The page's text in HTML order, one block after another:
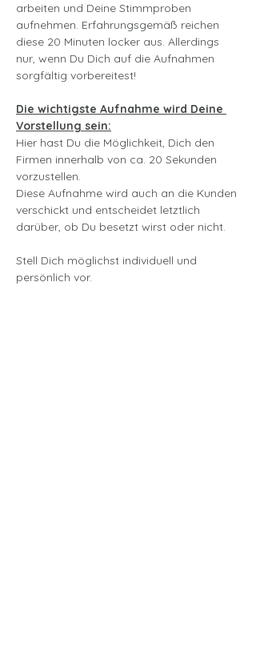
arbeiten und Deine Stimmproben
aufnehmen. Erfahrungsgemäß reichen
diese 20 Minuten locker aus. Allerdings
nur, wenn Du Dich auf die Aufnahmen
sorgfältig vorbereitest!
Die wichtigste Aufnahme wird Deine
Vorstellung sein:
Hier hast Du die Möglichkeit, Dich den
Firmen innerhalb von ca. 20 Sekunden
vorzustellen.
Diese Aufnahme wird auch an die Kunden
verschickt und entscheidet letztlich
darüber, ob Du besetzt wirst oder nicht.
Stell Dich möglichst individuell und
persönlich vor.